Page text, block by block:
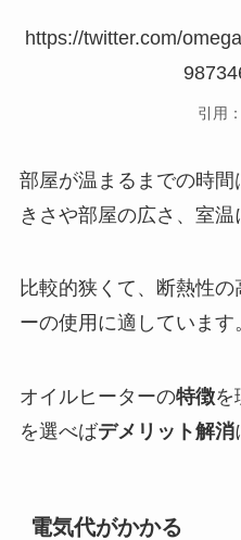
https://twitter.com/
引用：
部屋が温まるまでの時
きさや部屋の広さ、室温
比較的狭くて、断熱性
ーの使用に適しています
オイルヒーターの特徴を
を選べばデメリット解消
電気代がかかる